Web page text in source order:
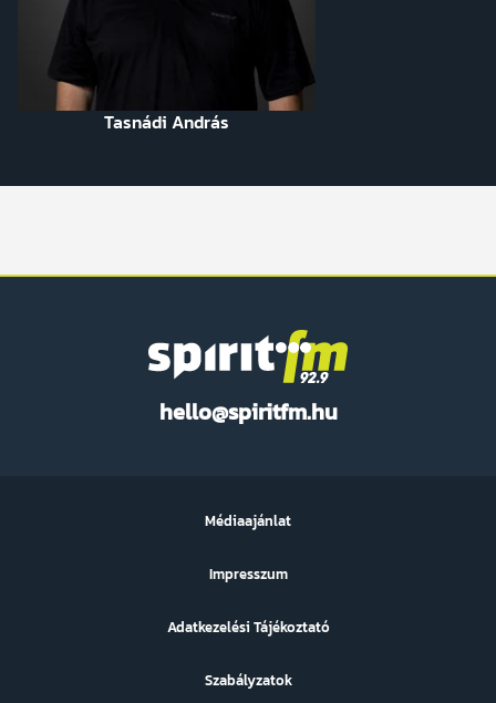
Tasnádi András
hello@spiritfm.hu
FM
Médiaajánlat
Impresszum
Adatkezelési Tájékoztató
Szabályzatok